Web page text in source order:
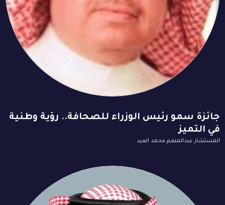
جائزة سمو رئيس الوزراء للصحافة.. رؤية وطنية
في التميز
المستشار عبدالمنعم محمد العيد